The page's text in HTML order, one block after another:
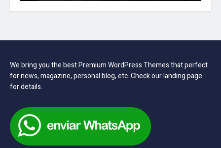
We bring you the best Premium WordPress Themes that perfect
for news, magazine, personal blog, etc. Check our landing page
for details.